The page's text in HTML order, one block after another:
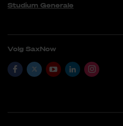
Studium Generale
Volg SaxNow